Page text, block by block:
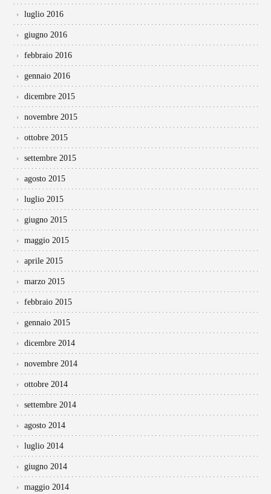
luglio 2016
giugno 2016
febbraio 2016
gennaio 2016
dicembre 2015
novembre 2015
ottobre 2015
settembre 2015
agosto 2015
luglio 2015
giugno 2015
maggio 2015
aprile 2015
marzo 2015
febbraio 2015
gennaio 2015
dicembre 2014
novembre 2014
ottobre 2014
settembre 2014
agosto 2014
luglio 2014
giugno 2014
maggio 2014